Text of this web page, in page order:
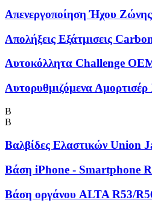
Απενεργοποίηση Ήχου
Απολήξεις Εξάτμισεις
Αυτοκόλλητα Challenge
Αυτορυθμιζόμενα
Β
Β
Βαλβίδες Ελαστικών Union
Βάση iPhone - Smartphone
Βάση οργάνου ALTA R53/